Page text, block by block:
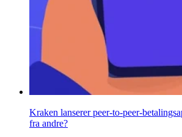
Kraken lanserer peer-to-peer-
fra andre?